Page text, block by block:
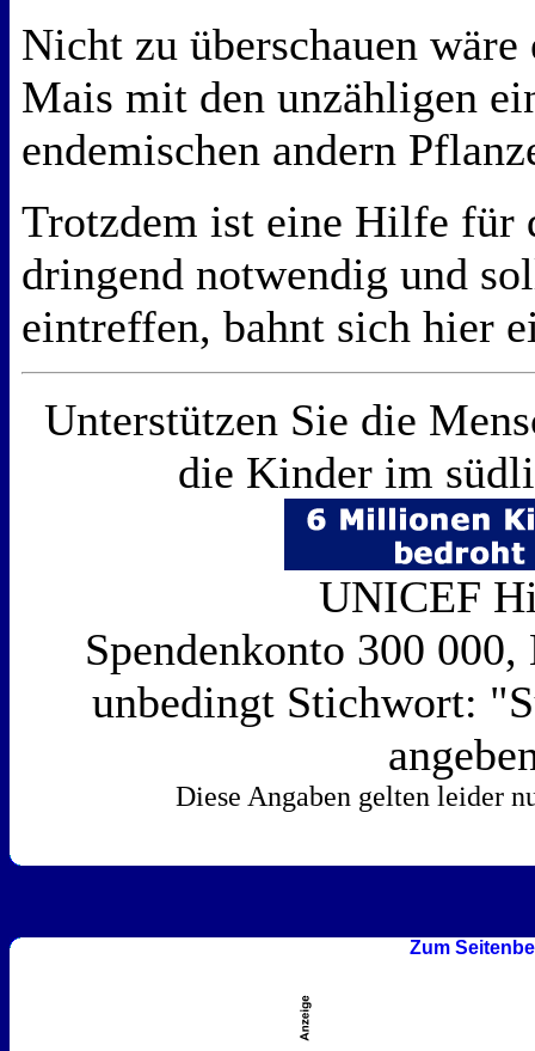
Nicht zu überschauen wäre
Mais mit den unzähligen
endemischen andern
Trotzdem ist eine Hilfe für
dringend notwendig und
eintreffen, bahnt sich hier
Unterstützen Sie die
die Kinder im
UNICEF
Spendenkonto 300
unbedingt Stichwort:
Diese Angaben gelten leider
Zum